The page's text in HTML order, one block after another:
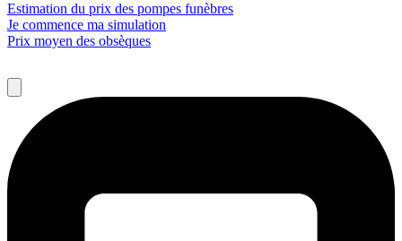
Estimation du prix des pompes funèbres
Je commence ma simulation
Prix moyen des obsèques